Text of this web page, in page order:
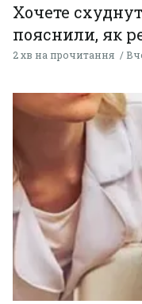
Хочете
пояснили, як
2 хв на прочитання